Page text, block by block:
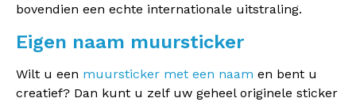
bovendien een echte internationale uitstraling.
Eigen naam muursticker
Wilt u een muursticker met een naam en bent u
creatief? Dan kunt u zelf uw geheel originele sticker